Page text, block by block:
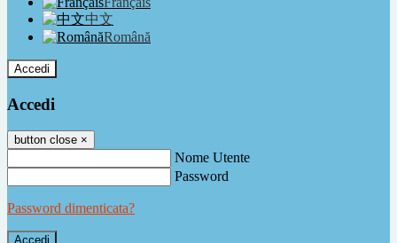
中文
Română
Accedi
Accedi
button close ×
Nome Utente
Password
Password dimenticata?